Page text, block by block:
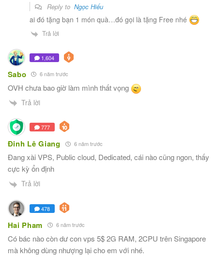
Reply toNgọc Hiếu
ai đó tặng bạn 1 món quà…đó gọi là tặng Free nhé
Trả lời
1,604
Sabo 6 năm trước
OVH chưa bao giờ làm mình thất vọng
Trả lời
777
Đinh Lê Giang 6 năm trước
Đang xài VPS, Public cloud, Dedicated, cái nào cũng ngon, thấy
cực kỳ ổn định
Trả lời
478
Hai Pham 6 năm trước
Có bác nào còn dư con vps 5$ 2G RAM, 2CPU trên Singapore
mà không dùng nhượng lại cho em với nhé.